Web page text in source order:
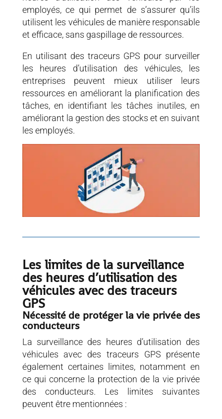
employés, ce qui permet de s’assurer qu’ils
utilisent les véhicules de manière responsable
et efficace, sans gaspillage de ressources.
En utilisant des traceurs GPS pour surveiller
les heures d’utilisation des véhicules, les
entreprises peuvent mieux utiliser leurs
ressources en améliorant la planification des
tâches, en identifiant les tâches inutiles, en
améliorant la gestion des stocks et en suivant
les employés.
Les limites de la surveillance
des heures d’utilisation des
véhicules avec des traceurs
GPS
Nécessité de protéger la vie privée des
conducteurs
La surveillance des heures d’utilisation des
véhicules avec des traceurs GPS présente
également certaines limites, notamment en
ce qui concerne la protection de la vie privée
des conducteurs. Les limites suivantes
peuvent être mentionnées :